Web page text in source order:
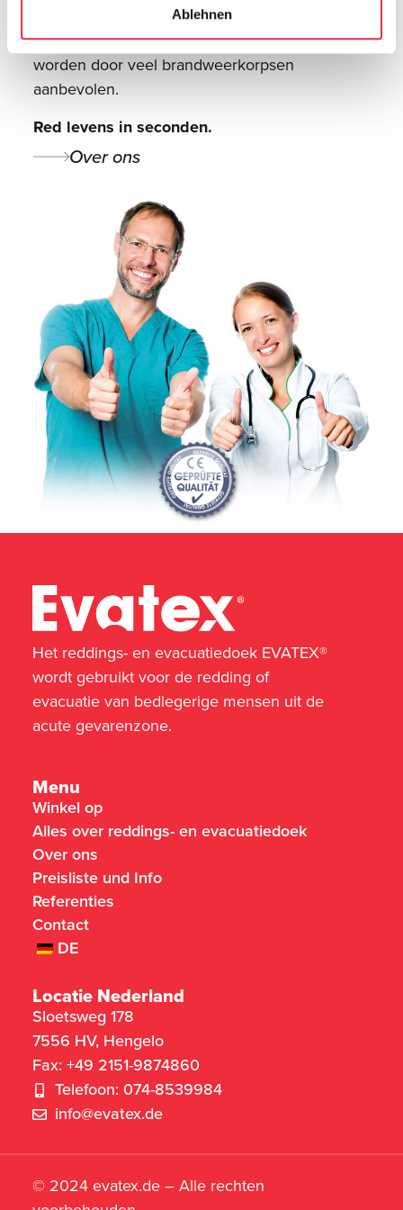
Ablehnen
Bij brand is snelheid cruciaal. EVATEX®-doeken
worden door veel brandweerkorpsen
aanbevolen.
Red levens in seconden.
Over ons
Het reddings- en evacuatiedoek EVATEX®
wordt gebruikt voor de redding of
evacuatie van bedlegerige mensen uit de
acute gevarenzone.
Menu
Winkel op
Alles over reddings- en evacuatiedoek
Over ons
Preisliste und Info
Referenties
Contact
DE
Locatie Nederland
Sloetsweg 178
7556 HV, Hengelo
Fax: +49 2151-9874860
Telefoon: 074-8539984
info@evatex.de
© 2024 evatex.de – Alle rechten